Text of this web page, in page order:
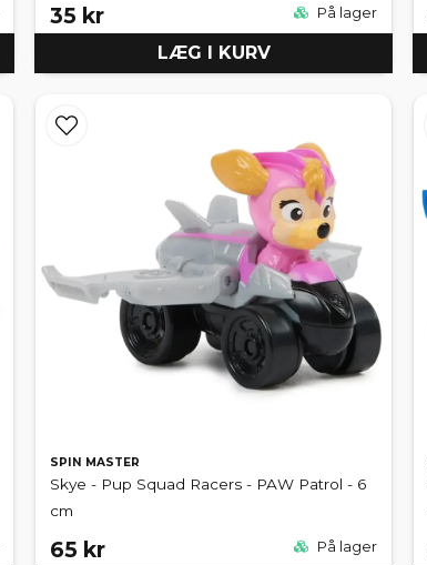
35 kr På lager
LÆG I KURV
SPIN MASTER
Skye - Pup Squad Racers - PAW Patrol - 6
cm
65 kr På lager